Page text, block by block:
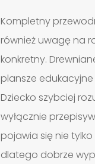
Kompletny
również uwagę na
konkretny.
plansze
Dziecko szybciej
wyłącznie
pojawia się nie
dlatego dobrze